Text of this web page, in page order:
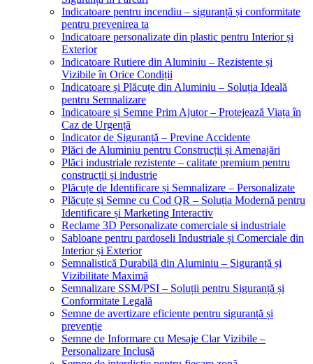
Indicatoare pentru incendiu – siguranță și conformitate
pentru prevenirea ta
Indicatoare personalizate din plastic pentru Interior și
Exterior
Indicatoare Rutiere din Aluminiu – Rezistente și
Vizibile în Orice Condiții
Indicatoare și Plăcuțe din Aluminiu – Soluția Ideală
pentru Semnalizare
Indicatoare și Semne Prim Ajutor – Protejează Viața în
Caz de Urgență
Indicator de Siguranță – Previne Accidente
Plăci de Aluminiu pentru Construcții și Amenajări
Plăci industriale rezistente – calitate premium pentru
construcții și industrie
Plăcuțe de Identificare și Semnalizare – Personalizate
Plăcuțe și Semne cu Cod QR – Soluția Modernă pentru
Identificare și Marketing Interactiv
Reclame 3D Personalizate comerciale si industriale
Sabloane pentru pardoseli Industriale și Comerciale din
Interior și Exterior
Semnalistică Durabilă din Aluminiu – Siguranță și
Vizibilitate Maximă
Semnalizare SSM/PSI – Soluții pentru Siguranță și
Conformitate Legală
Semne de avertizare eficiente pentru siguranță și
prevenție
Semne de Informare cu Mesaje Clar Vizibile –
Personalizare Inclusă